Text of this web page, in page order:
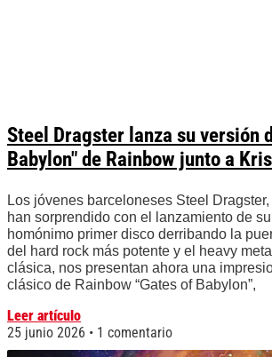
Steel Dragster lanza su versión
Babylon" de Rainbow junto a
Los jóvenes barceloneses Steel
han sorprendido con el lanzamiento de
homónimo primer disco derribando la
del hard rock más potente y el heavy
clásica, nos presentan ahora una
clásico de Rainbow “Gates of Babylon”,
Leer artículo
25 junio 2026
1 comentario